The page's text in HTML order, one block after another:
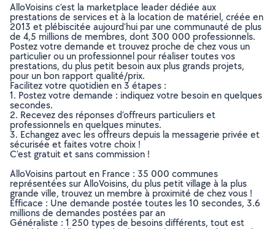
AlloVoisins c’est la marketplace leader dédiée aux
prestations de services et à la location de matériel, créée en
2013 et plébiscitée aujourd’hui par une communauté de plus
de 4,5 millions de membres, dont 300 000 professionnels.
Postez votre demande et trouvez proche de chez vous un
particulier ou un professionnel pour réaliser toutes vos
prestations, du plus petit besoin aux plus grands projets,
pour un bon rapport qualité/prix.
Facilitez votre quotidien en 3 étapes :
1. Postez votre demande : indiquez votre besoin en quelques
secondes.
2. Recevez des réponses d’offreurs particuliers et
professionnels en quelques minutes.
3. Echangez avec les offreurs depuis la messagerie privée et
sécurisée et faites votre choix !
C’est gratuit et sans commission !
AlloVoisins partout en France : 35 000 communes
représentées sur AlloVoisins, du plus petit village à la plus
grande ville, trouvez un membre à proximité de chez vous !
Efficace : Une demande postée toutes les 10 secondes, 3.6
millions de demandes postées par an
Généraliste : 1 250 types de besoins différents, tout est